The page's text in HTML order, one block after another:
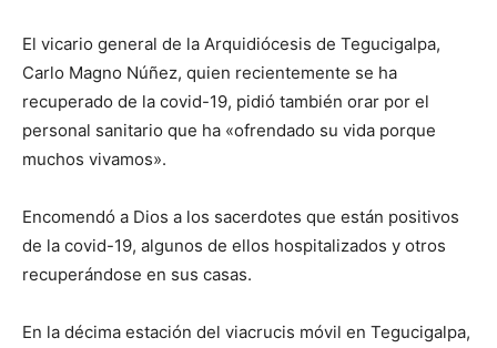
El vicario general de la Arquidiócesis de Tegucigalpa,
Carlo Magno Núñez, quien recientemente se ha
recuperado de la covid-19, pidió también orar por el
personal sanitario que ha «ofrendado su vida porque
muchos vivamos».
Encomendó a Dios a los sacerdotes que están positivos
de la covid-19, algunos de ellos hospitalizados y otros
recuperándose en sus casas.
En la décima estación del viacrucis móvil en Tegucigalpa,